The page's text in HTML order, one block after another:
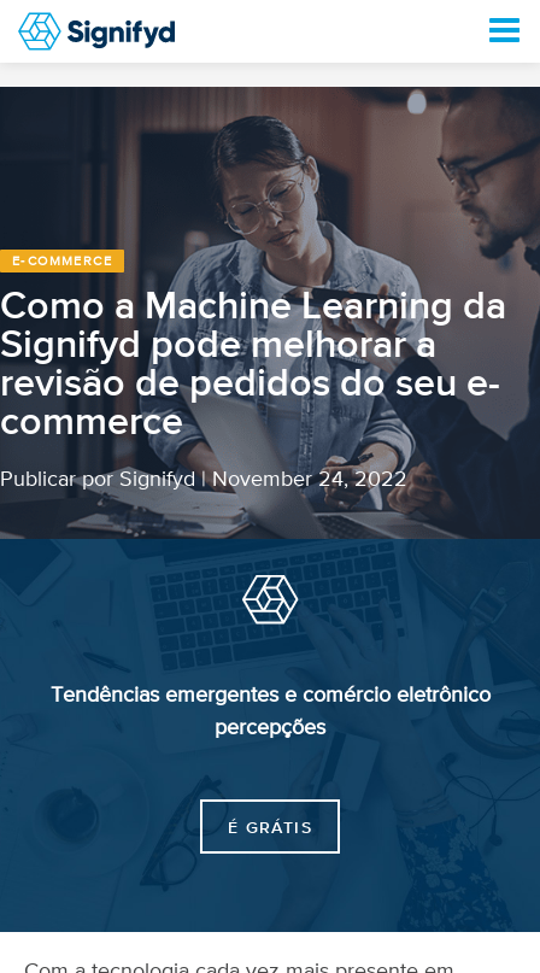
E‑COMMERCE
Como a Machine Learning da
Signifyd pode melhorar a
revisão de pedidos do seu e-
commerce
Publicar por Signifyd|November 24, 2022
Tendências emergentes e comércioeletrônico
percepções
É GRÁTIS